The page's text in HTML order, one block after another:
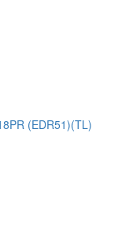
(EDR51)(TL)